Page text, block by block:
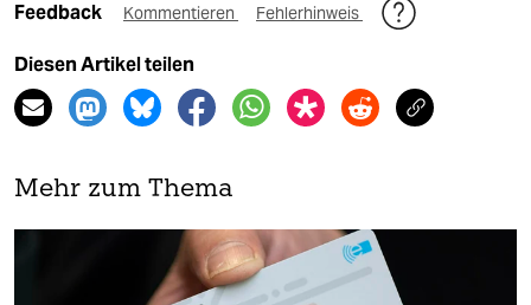
Feedback Kommentieren Fehlerhinweis
Diesen Artikel teilen
Mehr zum Thema